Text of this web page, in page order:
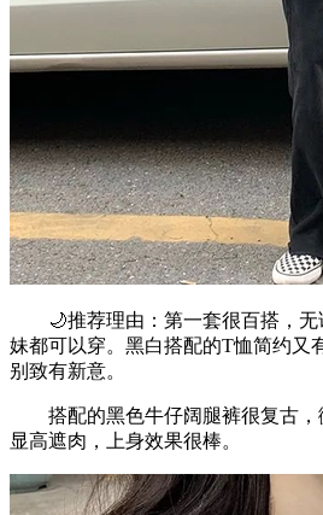
🌙推荐理由：第一套很百搭，无
妹都可以穿。黑白搭配的T恤简约又
别致有新意。
搭配的黑色牛仔阔腿裤很复古，
显高遮肉，上身效果很棒。